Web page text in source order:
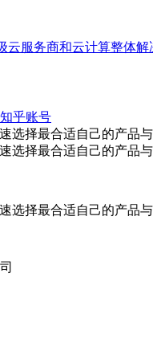
云服务商和云计算整体
知乎账号